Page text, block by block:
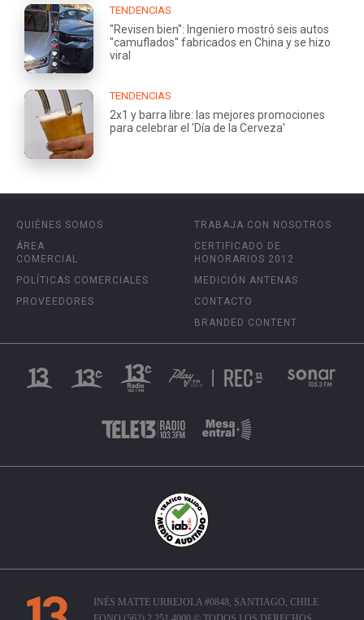
TENDENCIAS
"Revisen bien": Ingeniero mostró seis autos
"camuflados" fabricados en China y se hizo
viral
TENDENCIAS
2x1 y barra libre: las mejores promociones
para celebrar el 'Día de la Cerveza'
QUIÉNES SOMOS
ÁREA
COMERCIAL
POLÍTICAS COMERCIALES
PROVEEDORES
TRABAJA CON NOSOTROS
CERTIFICADO DE
HONORARIOS 2012
MEDICIÓN ANTENAS
CONTACTO
BRANDED CONTENT
INÉS MATTE URREJOLA #0848, SANTIAGO, CHILE